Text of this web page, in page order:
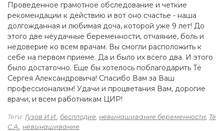
Проведенное грамотное обследование и четкие
рекомендации к действию и вот оно счастье - наша
долгожданная и любимая доча, которой уже 9 лет! До
этого две неудачные беременности, отчаяние, боль и
недоверие ко всем врачам. Вы смогли расположить к
себе на первом приеме. Да и было их всего два. И этого
было достаточно. Еще бы хотелось поблагодарить Тё
Сергея Александровича! Спасибо Вам за Ваш
профессионализм! Удачи и процветания Вам, дорогие
врачи, и всем работникам ЦИР!
Теги: Гузов И.И., бесплодие, невынашивание беременности, Тё
С.А., невынашивание